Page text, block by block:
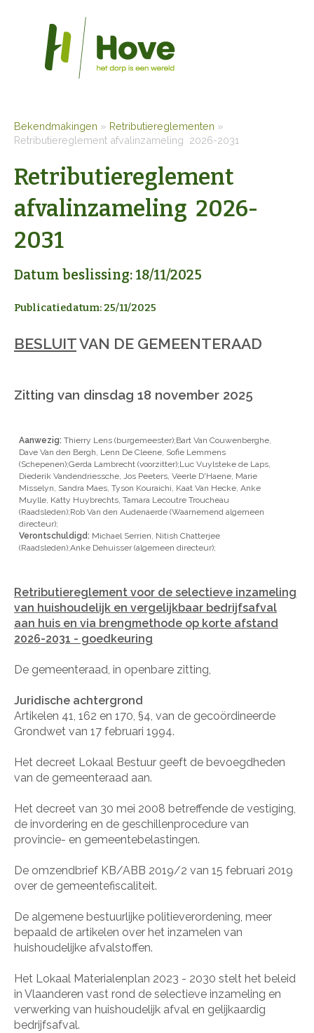
Bekendmakingen » Retributiereglementen »
Retributiereglement afvalinzameling 2026-2031
Retributiereglement
afvalinzameling 2026-
2031
Datum beslissing: 18/11/2025
Publicatiedatum: 25/11/2025
BESLUITVAN DE GEMEENTERAAD
Zitting van dinsdag 18 november 2025
Aanwezig: Thierry Lens (burgemeester);Bart Van Couwenberghe,
Dave Van den Bergh, Lenn De Cleene, Sofie Lemmens
(Schepenen);Gerda Lambrecht (voorzitter);Luc Vuylsteke de Laps,
Diederik Vandendriessche, Jos Peeters, Veerle D'Haene, Marie
Misselyn, Sandra Maes, Tyson Kouraichi, Kaat Van Hecke, Anke
Muylle, Katty Huybrechts, Tamara Lecoutre Troucheau
(Raadsleden);Rob Van den Audenaerde (Waarnemend algemeen
directeur);
Verontschuldigd: Michael Serrien, Nitish Chatterjee
(Raadsleden);Anke Dehuisser (algemeen directeur);
Retributiereglement voor de selectieve inzameling
van huishoudelijk en vergelijkbaar bedrijfsafval
aan huis en via brengmethode op korte afstand
2026-2031 - goedkeuring
De gemeenteraad, in openbare zitting,
Juridische achtergrond
Artikelen 41, 162 en 170, §4, van de gecoördineerde
Grondwet van 17 februari 1994.
Het decreet Lokaal Bestuur geeft de bevoegdheden
van de gemeenteraad aan.
Het decreet van 30 mei 2008 betreffende de vestiging,
de invordering en de geschillenprocedure van
provincie- en gemeentebelastingen.
De omzendbrief KB/ABB 2019/2 van 15 februari 2019
over de gemeentefiscaliteit.
De algemene bestuurlijke politieverordening, meer
bepaald de artikelen over het inzamelen van
huishoudelijke afvalstoffen.
Het Lokaal Materialenplan 2023 - 2030 stelt het beleid
in Vlaanderen vast rond de selectieve inzameling en
verwerking van huishoudelijk afval en gelijkaardig
bedrijfsafval.